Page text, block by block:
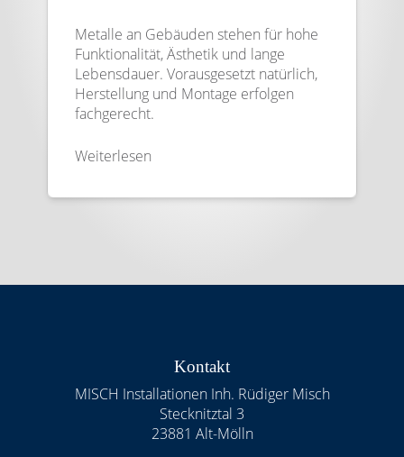
Metalle an Gebäuden stehen für hohe
Funktionalität, Ästhetik und lange
Lebensdauer. Vorausgesetzt natürlich,
Herstellung und Montage erfolgen
fachgerecht.
Weiterlesen
Kontakt
MISCH Installationen Inh. Rüdiger Misch
Stecknitztal 3
23881 Alt-Mölln